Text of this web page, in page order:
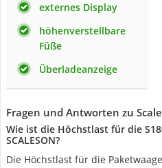
externes Display
höhenverstellbare
Füße
Überladeanzeige
Fragen und Antworten zu
Wie ist die Höchstlast für die
SCALESON?
Die Höchstlast für die